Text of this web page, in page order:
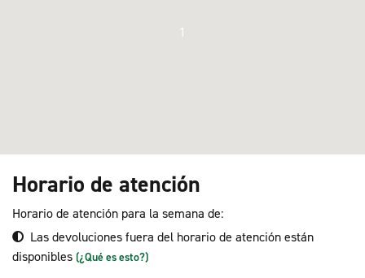
1
Horario de atención
Horario de atención para la semana de:
Las devoluciones fuera del horario de atención están
disponibles (¿Qué es esto?)